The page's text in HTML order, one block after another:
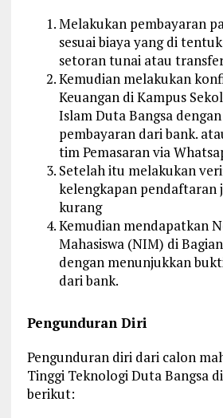
Melakukan pembayaran
sesuai biaya yang di
setoran tunai atau
Kemudian melakukan
Keuangan di Kampus
Islam Duta Bangsa
pembayaran dari bank.
tim Pemasaran via
Setelah itu melakukan
kelengkapan pendaftaran
kurang
Kemudian mendapatkan
Mahasiswa (NIM) di
dengan menunjukkan
dari bank.
Pengunduran Diri
Pengunduran diri dari calon
Tinggi Teknologi Duta Bangsa
berikut: